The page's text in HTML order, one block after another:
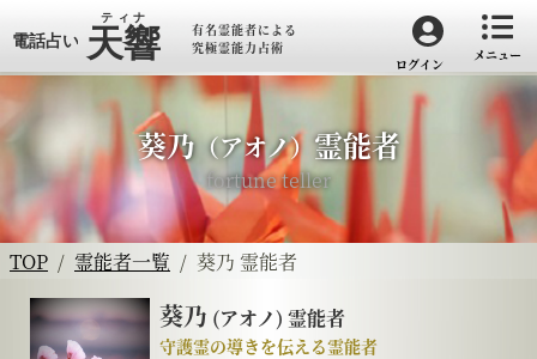
メニュー
有名霊能者による
究極霊能力占術
ログイン
葵乃（アオノ） 霊能者
fortune teller
TOP 霊能者一覧 葵乃 霊能者
葵乃 (アオノ) 霊能者
守護霊の導きを伝える霊能者